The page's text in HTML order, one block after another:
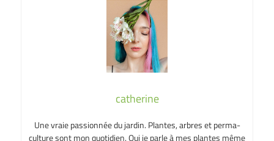
catherine
Une vraie passionnée du jardin. Plantes, arbres et perma-
culture sont mon quotidien. Oui je parle à mes plantes même